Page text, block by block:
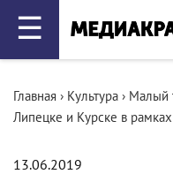
☰
Главная › Культура › Малый
Липецке и Курске в
13.06.2019